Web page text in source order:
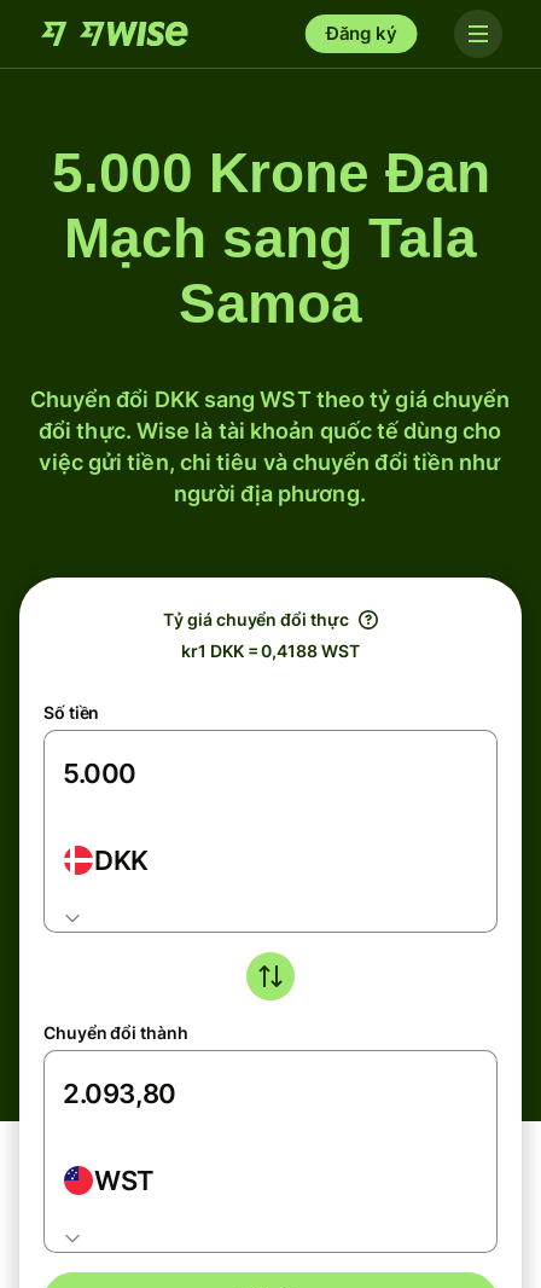
Đăng ký
5.000 Krone Đan
Mạch sang Tala
Samoa
Chuyển đổi DKK sang WST theo tỷ giá chuyển
đổi thực. Wise là tài khoản quốc tế dùng cho
việc gửi tiền, chi tiêu và chuyển đổi tiền như
người địa phương.
Tỷ giá chuyển đổi thực
kr1 DKK = 0,4188 WST
Số tiền
DKK
Chuyển đổi thành
WST